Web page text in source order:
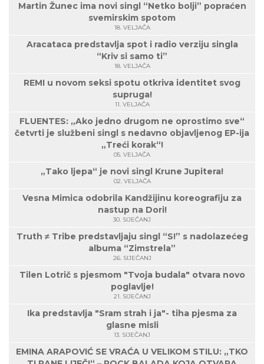
Martin Žunec ima novi singl “Netko bolji” popraćen
svemirskim spotom
18. VELJAČA
Aracataca predstavlja spot i radio verziju singla
“Kriv si samo ti”
18. VELJAČA
REMI u novom seksi spotu otkriva identitet svog
supruga!
11. VELJAČA
FLUENTES: „Ako jedno drugom ne oprostimo sve“
četvrti je službeni singl s nedavno objavljenog EP-ija
„Treći korak“!
05. VELJAČA
„Tako ljepa“ je novi singl Krune Jupitera!
02. VELJAČA
Vesna Mimica odobrila Kandžijinu koreografiju za
nastup na Dori!
30. SIJEČANJ
Truth ≠ Tribe predstavljaju singl “S!” s nadolazećeg
albuma “Zimstrela”
26. SIJEČANJ
Tilen Lotrič s pjesmom "Tvoja budala" otvara novo
poglavlje!
21. SIJEČANJ
Ika predstavlja "Sram strah i ja"- tiha pjesma za
glasne misli
13. SIJEČANJ
EMINA ARAPOVIĆ SE VRAĆA U VELIKOM STILU: „TKO